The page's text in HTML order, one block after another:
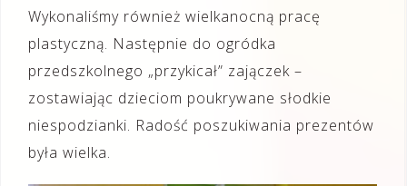
Wykonaliśmy również wielkanocną pracę
plastyczną. Następnie do ogródka
przedszkolnego „przykicał” zajączek –
zostawiając dzieciom poukrywane słodkie
niespodzianki. Radość poszukiwania prezentów
była wielka.